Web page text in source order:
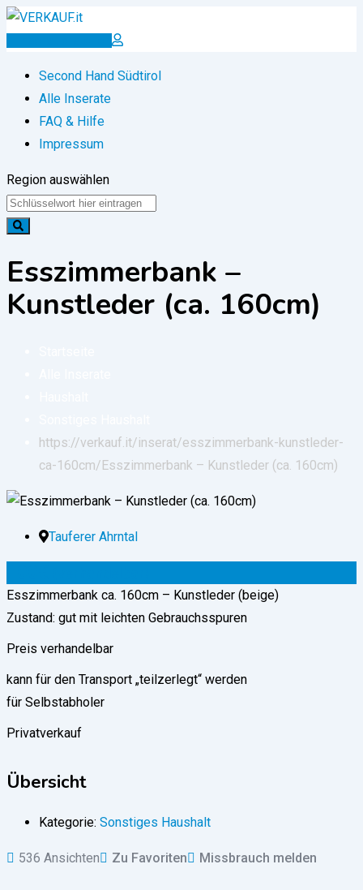
Zum
Inserat erstellen
Second Hand Südtirol
Alle Inserate
FAQ & Hilfe
Impressum
Region auswählen
Esszimmerbank –
Kunstleder (ca. 160cm)
https://verkauf.it/inserat/esszimmerbank-kunstleder-
ca-160cm/ Esszimmerbank – Kunstleder (ca. 160cm)
Tauferer Ahrntal
Esszimmerbank ca. 160cm – Kunstleder (beige)
Zustand: gut mit leichten Gebrauchsspuren
Preis verhandelbar
kann für den Transport „teilzerlegt“ werden
für Selbstabholer
Privatverkauf
Übersicht
Kategorie: Sonstiges Haushalt
536 Ansichten Zu Favoriten Missbrauch melden